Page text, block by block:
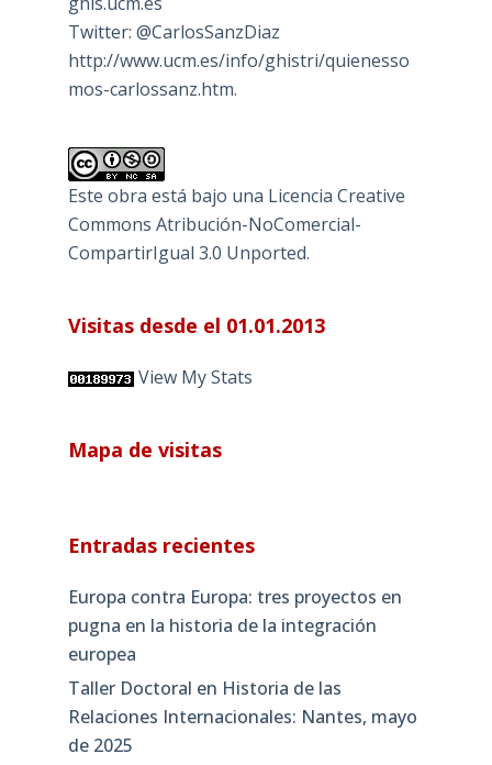
Twitter: @CarlosSanzDiaz
http://www.ucm.es/info/ghistri/quienesso
mos-carlossanz.htm.
Este obra está bajo una Licencia Creative
Commons Atribución-NoComercial-
CompartirIgual 3.0 Unported.
Visitas desde el 01.01.2013
View My Stats
Mapa de visitas
Entradas recientes
Europa contra Europa: tres proyectos en
pugna en la historia de la integración
europea
Taller Doctoral en Historia de las
Relaciones Internacionales: Nantes, mayo
de 2025